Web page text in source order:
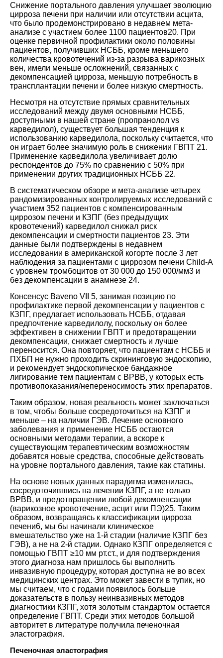
Снижение портального давления улучшает эволюцию
цирроза печени при наличии или отсутствии асцита,
что было продемонстрировано в недавнем мета-
анализе с участием более 1100 пациентов20. При
оценке первичной профилактики около половины
пациентов, получивших НСББ, кроме меньшего
количества кровотечений из-за разрыва варикозных
вен, имели меньше осложнений, связанных с
декомпенсацией цирроза, меньшую потребность в
трансплантации печени и более низкую смертность.
Несмотря на отсутствие прямых сравнительных
исследований между двумя основными НСББ,
доступными в нашей стране (пропранолол vs
карведилол), существует большая тенденция к
использованию карведилола, поскольку считается, что
он играет более значимую роль в снижении ГВПТ 21.
Применение карведилола увеличивает долю
респондентов до 75% по сравнению с 50% при
применении других традиционных НСББ 22.
В систематическом обзоре и мета-анализе четырех
рандомизированных контролируемых исследований с
участием 352 пациентов с компенсированным
циррозом печени и КЗПГ (без предыдущих
кровотечений) карведилол снижал риск
декомпенсации и смертности пациентов 23. Эти
данные были подтверждены в недавнем
исследовании в американской когорте после 3 лет
наблюдения за пациентами с циррозом печени Child-A
с уровнем тромбоцитов от 30 000 до 150 000/мм3 и
без декомпенсации в анамнезе 24.
Консенсус Baveno VII
5, занимая позицию по
профилактике первой декомпенсации у пациентов с
КЗПГ, предлагает использовать НСББ, отдавая
предпочтение карведилолу, поскольку он более
эффективен в снижении ГВПТ и предотвращении
декомпенсации, снижает смертность и лучше
переносится. Она повторяет, что пациентам с НСББ и
ПХБП не нужно проходить скрининговую эндоскопию,
и рекомендует эндоскопическое бандажное
лигирование тем пациентам с ВРВВ, у которых есть
противопоказания/непереносимость этих препаратов.
Таким образом, новая реальность может заключаться
в том, чтобы больше сосредоточиться на КЗПГ и
меньше – на наличии ГЭВ. Лечение основного
заболевания и применение НСББ остаются
основными методами терапии, а вскоре к
существующим терапевтическим возможностям
добавятся новые средства, способные действовать
на уровне портального давления, такие как статины.
На основе новых данных парадигма изменилась,
сосредоточившись на лечении КЗПГ, а не только
ВРВВ, и предотвращении любой декомпенсации
(варикозное кровотечение, асцит или ПЭ)25. Таким
образом, возвращаясь к классификации цирроза
печени6, мы бы начинали клиническое
вмешательство уже на 1-й стадии (наличие КЗПГ без
ГЭВ), а не на 2-й стадии. Однако КЗПГ определяется с
помощью ГВПТ ≥10 мм рт.ст., и для подтверждения
этого диагноза нам пришлось бы выполнить
инвазивную процедуру, которая доступна не во всех
медицинских центрах. Это может завести в тупик, но
мы считаем, что с годами появилось больше
доказательств в пользу неинвазивных методов
диагностики КЗПГ, хотя золотым стандартом остается
определение ГВПТ. Среди этих методов большой
авторитет в литературе получила печеночная
эластография.
Печеночная эластография